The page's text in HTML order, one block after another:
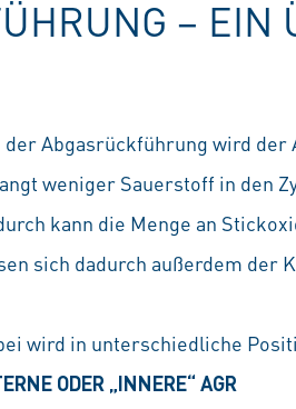
– EIN
der Abgasrückführung wird der
weniger Sauerstoff in den
kann die Menge an
sich dadurch außerdem der
wird in unterschiedliche
ODER „INNERE“ AGR